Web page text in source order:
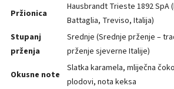
Pržionica
Hausbrandt Trieste 1892 SpA
Battaglia, Treviso, Italija)
Stupanj
prženja
Srednje (Srednje prženje –
prženje sjeverne Italije)
Okusne note
Slatka karamela, mliječna
plodovi, nota keksa